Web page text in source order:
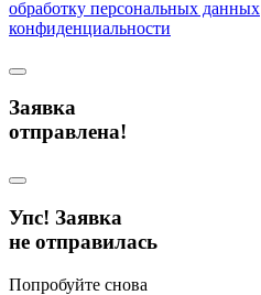
обработку персональных данных
конфиденциальности
Заявка
отправлена!
Упс! Заявка
не отправилась
Попробуйте снова